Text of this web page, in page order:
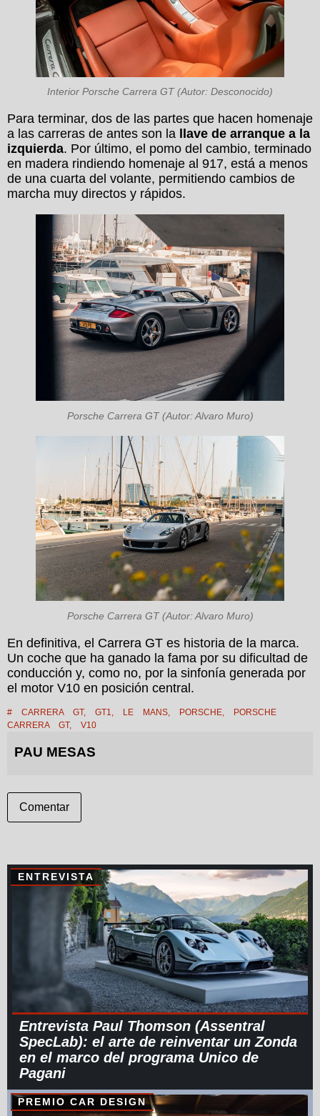
Interior Porsche Carrera GT (Autor: Desconocido)
Para terminar, dos de las partes que hacen homenaje
a las carreras de antes son la
llave de arranque a la
izquierda. Por último, el pomo del cambio, terminado
en madera rindiendo homenaje al 917, está a menos
de una cuarta del volante, permitiendo cambios de
marcha muy directos y rápidos.
Porsche Carrera GT (Autor: Alvaro Muro)
Porsche Carrera GT (Autor: Alvaro Muro)
En definitiva, el Carrera GT es historia de la marca.
Un coche que ha ganado la fama por su dificultad de
conducción y, como no, por la sinfonía generada por
el motor V10 en posición central.
# CARRERA GT, GT1, LE MANS, PORSCHE,
PORSCHE
CARRERA GT, V10
PAU MESAS
Comentar
ENTREVISTA
Entrevista Paul Thomson (Assentral
SpecLab): el arte de reinventar un Zonda
en el marco del programa Unico de
Pagani
PREMIO CAR DESIGN